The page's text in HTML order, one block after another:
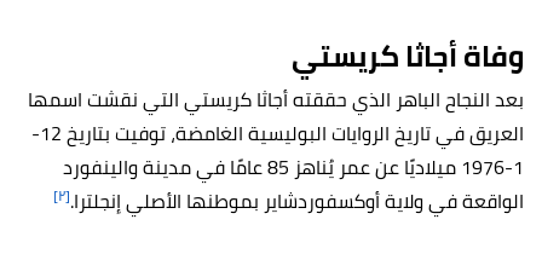
وفاة أجاثا كريستي
بعد النجاح الباهر الذي حققته أجاثا كريستي التي نقشت اسمها
العريق في تاريخ الروايات البوليسية الغامضة، توفيت بتاريخ 12-
1-1976 ميلاديًا عن عمر يُناهز 85 عامًا في مدينة والينفورد
الواقعة في ولاية أوكسفوردشاير بموطنها الأصلي إنجلترا.[٢]